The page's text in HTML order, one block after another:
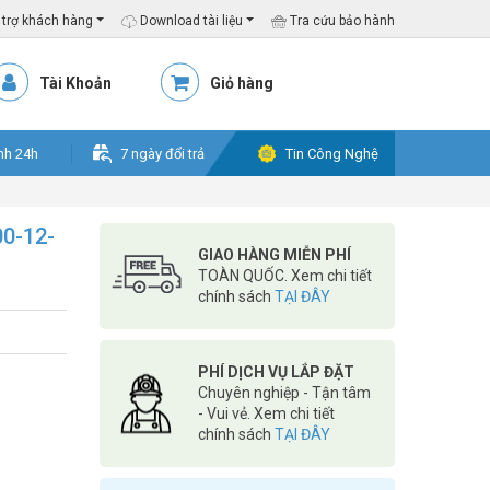
khách hàng Download tài liệu Tra cứu bảo hành
Tài Khoản Giỏ hàng
24h 7 ngày đổi trả Tin Công Nghệ
12-
GIAO HÀNG MIỄN PHÍ
TOÀN QUỐC. Xem chi tiết
chính sách TẠI ĐÂY
PHÍ DỊCH VỤ LẮP ĐẶT
Chuyên nghiệp - Tận tâm
- Vui vẻ. Xem chi tiết
chính sách TẠI ĐÂY